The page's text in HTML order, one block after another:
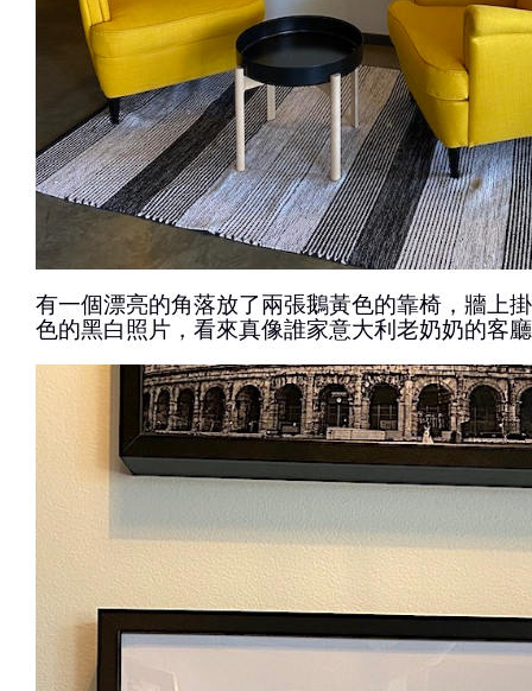
有一個漂亮的角落放了兩張鵝黃色的靠椅，牆上
色的黑白照片，看來真像誰家意大利老奶奶的客